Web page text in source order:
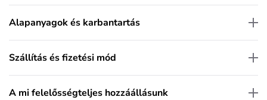
Alapanyagok és karbantartás
Szállítás és fizetési mód
A mi felelősségteljes hozzáállásunk